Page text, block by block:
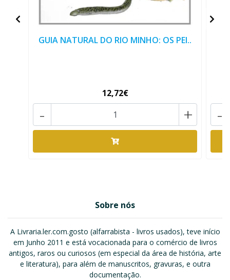
GUIA NATURAL DO RIO MINHO: OS PEI..
12,72€
+
- -
Sobre nós
A Livraria.ler.com.gosto (alfarrabista - livros usados), teve início
em Junho 2011 e está vocacionada para o comércio de livros
antigos, raros ou curiosos (em especial da área de história, arte
e literatura), para além de manuscritos, gravuras, e outra
documentação.